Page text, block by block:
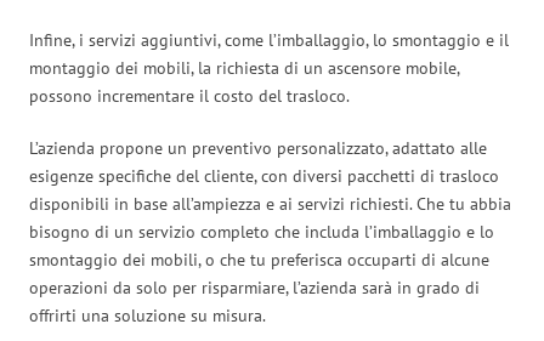
Infine, i servizi aggiuntivi, come l’imballaggio, lo smontaggio e il
montaggio dei mobili, la richiesta di un ascensore mobile,
possono incrementare il costo del trasloco.
L’azienda propone un preventivo personalizzato, adattato alle
esigenze specifiche del cliente, con diversi pacchetti di trasloco
disponibili in base all’ampiezza e ai servizi richiesti. Che tu abbia
bisogno di un servizio completo che includa l’imballaggio e lo
smontaggio dei mobili, o che tu preferisca occuparti di alcune
operazioni da solo per risparmiare, l’azienda sarà in grado di
offrirti una soluzione su misura.